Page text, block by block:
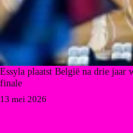
Essyla plaatst België na drie jaar
finale
13 mei 2026